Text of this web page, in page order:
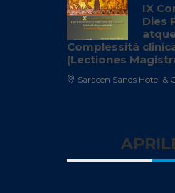
IX
Dies
Complessità
(Lectiones
Saracen Sands Hotel &